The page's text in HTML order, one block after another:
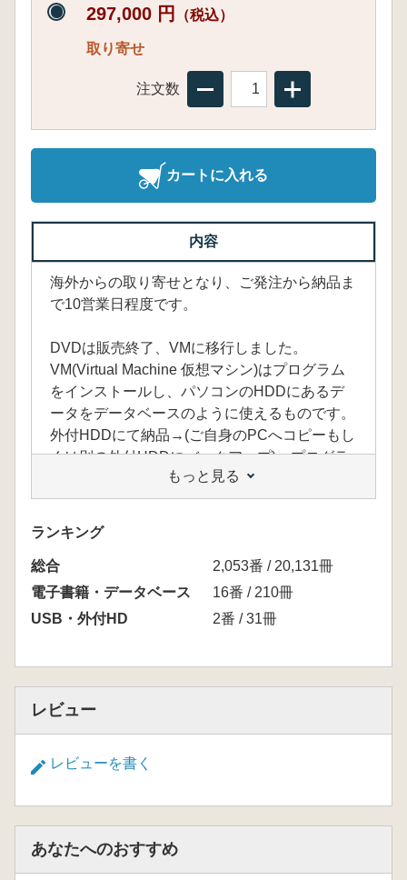
297,000 円 （税込）
取り寄せ
注文数
カートに入れる
内容
海外からの取り寄せとなり、ご発注から納品ま
で10営業日程度です。
DVDは販売終了、VMに移行しました。
VM(Virtual Machine 仮想マシン)はプログラム
をインストールし、パソコンのHDDにあるデ
ータをデータベースのように使えるものです。
外付HDDにて納品→(ご自身のPCへコピーもし
くは別の外付HDDにバックアップ)→プログラ
ムをインストール→利用可能に
※最初の設定にやや専門的なパソコンの知識が
必要になります
・記事の最初の100字まで検索可能(全文検索で
はありません)
※弊社よりDVD版をご購入のお客様は有料で
すか?
かと思います。その中に、新聞の画像とテキス
トが入っています。
各ファイルをクリックすることでデータを開く
ことは可能なのですが、膨大な量のファイルを
もっと見る
ランキング
総合
2,053番 / 20,131冊
電子書籍・データベース
16番 / 210冊
USB・外付HD
2番 / 31冊
レビュー
レビューを書く
あなたへのおすすめ